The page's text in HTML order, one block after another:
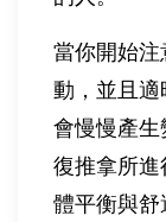
當你開始
動，並且
會慢慢產
復推拿所
體平衡與舒